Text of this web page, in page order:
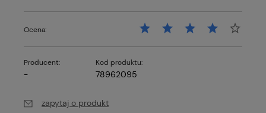
Ocena:
Producent:
-
Kod produktu:
78962095
zapytaj o produkt